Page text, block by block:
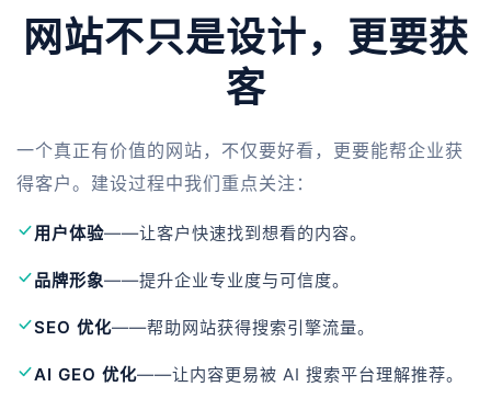
网站不只是设计，更要获
客
一个真正有价值的网站，不仅要好看，更要能帮企业获
得客户。建设过程中我们重点关注：
用户体验——让客户快速找到想看的内容。
品牌形象——提升企业专业度与可信度。
SEO 优化——帮助网站获得搜索引擎流量。
AI GEO 优化——让内容更易被 AI 搜索平台理解推荐。